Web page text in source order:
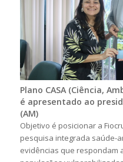
Plano CASA (Ciência,
é apresentado ao
(AM)
Objetivo é posicionar a
pesquisa integrada saúde-
evidências que respondam